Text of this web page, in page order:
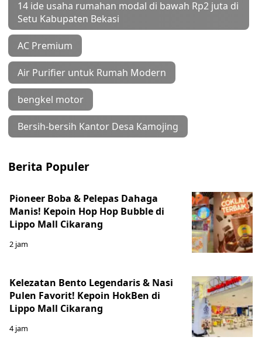
14 ide usaha rumahan modal di bawah Rp2 juta di
Setu Kabupaten Bekasi
AC Premium
Air Purifier untuk Rumah Modern
bengkel motor
Bersih-bersih Kantor Desa Kamojing
Berita Populer
Pioneer Boba & Pelepas Dahaga
Manis! Kepoin Hop Hop Bubble di
Lippo Mall Cikarang
2 jam
Kelezatan Bento Legendaris & Nasi
Pulen Favorit! Kepoin HokBen di
Lippo Mall Cikarang
4 jam